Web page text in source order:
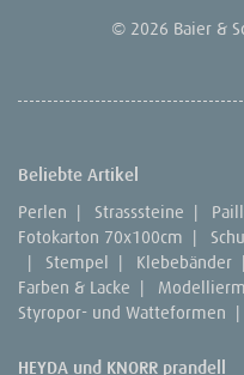
© 2026 Baier &
Beliebte Artikel
Perlen | Strasssteine |
Fotokarton 70x100cm |
|
Stempel | Klebebänder |
Farben & Lacke |
Styropor- und Watteformen |
HEYDA und KNORR prandell